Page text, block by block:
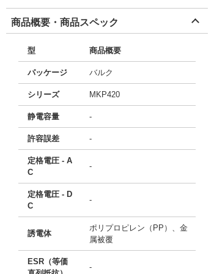
商品概要・商品スペック
型 商品概要
パッケージ バルク
シリーズ MKP420
静電容量 -
許容誤差 -
定格電圧 - A
C
-
定格電圧 - D
C
-
誘電体
ポリプロピレン（PP）、金
属被覆
ESR（等価
-